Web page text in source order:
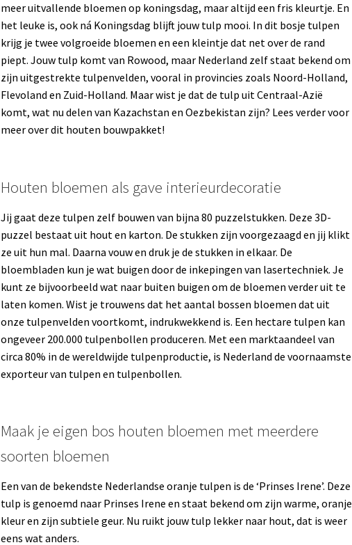
meer uitvallende bloemen op koningsdag, maar altijd een fris kleurtje. En
het leuke is, ook ná Koningsdag blijft jouw tulp mooi. In dit bosje tulpen
krijg je twee volgroeide bloemen en een kleintje dat net over de rand
piept. Jouw tulp komt van Rowood, maar Nederland zelf staat bekend om
zijn uitgestrekte tulpenvelden, vooral in provincies zoals Noord-Holland,
Flevoland en Zuid-Holland. Maar wist je dat de tulp uit Centraal-Azië
komt, wat nu delen van Kazachstan en Oezbekistan zijn? Lees verder voor
meer over dit houten bouwpakket!
Houten bloemen als gave interieurdecoratie
Jij gaat deze tulpen zelf bouwen van bijna 80 puzzelstukken. Deze 3D-
puzzel bestaat uit hout en karton. De stukken zijn voorgezaagd en jij klikt
ze uit hun mal. Daarna vouw en druk je de stukken in elkaar. De
bloembladen kun je wat buigen door de inkepingen van lasertechniek. Je
kunt ze bijvoorbeeld wat naar buiten buigen om de bloemen verder uit te
laten komen. Wist je trouwens dat het aantal bossen bloemen dat uit
onze tulpenvelden voortkomt, indrukwekkend is. Een hectare tulpen kan
ongeveer 200.000 tulpenbollen produceren. Met een marktaandeel van
circa 80% in de wereldwijde tulpenproductie, is Nederland de voornaamste
exporteur van tulpen en tulpenbollen.
Maak je eigen bos houten bloemen met meerdere
soorten bloemen
Een van de bekendste Nederlandse oranje tulpen is de ‘Prinses Irene’. Deze
tulp is genoemd naar Prinses Irene en staat bekend om zijn warme, oranje
kleur en zijn subtiele geur. Nu ruikt jouw tulp lekker naar hout, dat is weer
eens wat anders.